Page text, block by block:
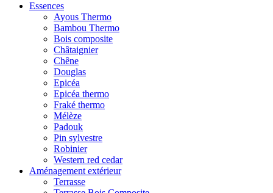
Essences
Ayous Thermo
Bambou Thermo
Bois composite
Châtaignier
Chêne
Douglas
Epicéa
Epicéa thermo
Fraké thermo
Mélèze
Padouk
Pin sylvestre
Robinier
Western red cedar
Aménagement extérieur
Terrasse